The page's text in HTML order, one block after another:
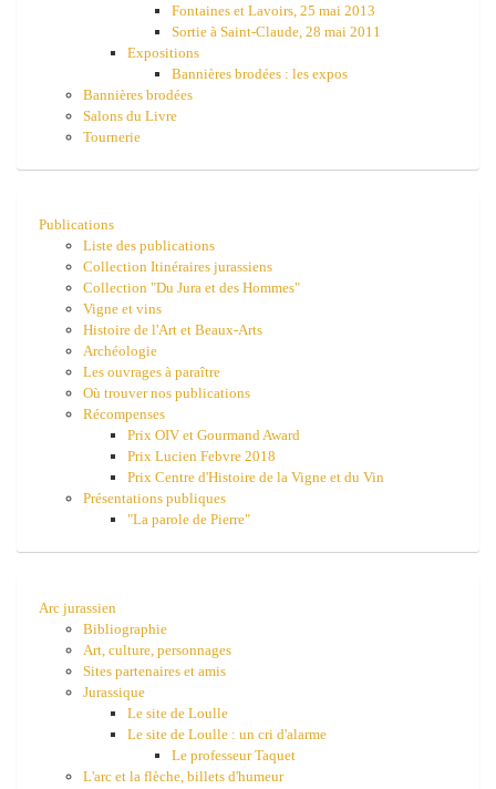
Fontaines et Lavoirs, 25 mai 2013
Sortie à Saint-Claude, 28 mai 2011
Expositions
Bannières brodées : les expos
Bannières brodées
Salons du Livre
Tournerie
Publications
Liste des publications
Collection Itinéraires jurassiens
Collection "Du Jura et des Hommes"
Vigne et vins
Histoire de l'Art et Beaux-Arts
Archéologie
Les ouvrages à paraître
Où trouver nos publications
Récompenses
Prix OIV et Gourmand Award
Prix Lucien Febvre 2018
Prix Centre d'Histoire de la Vigne et du Vin
Présentations publiques
"La parole de Pierre"
Arc jurassien
Bibliographie
Art, culture, personnages
Sites partenaires et amis
Jurassique
Le site de Loulle
Le site de Loulle : un cri d'alarme
Le professeur Taquet
L'arc et la flèche, billets d'humeur